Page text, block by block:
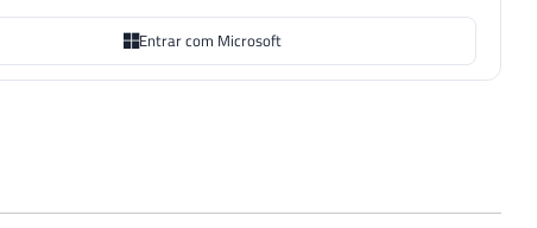
Entrar com Microsoft